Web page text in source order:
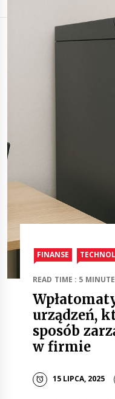
FINANSE
READ TIME : 5
urządzeń,
sposób
w firmie
15 LIPCA, 2025